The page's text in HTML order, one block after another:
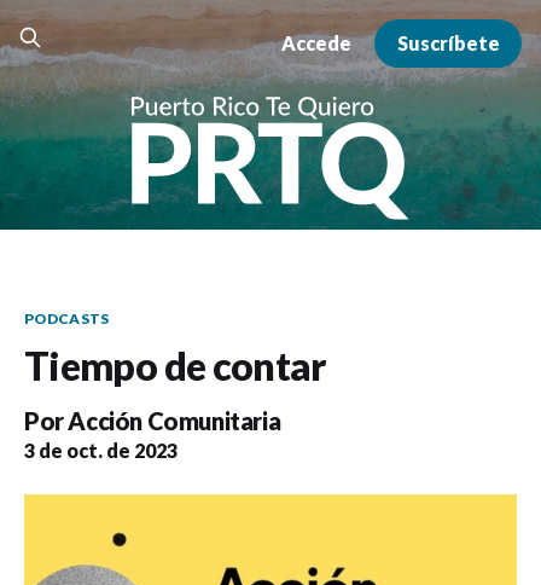
Accede Suscríbete
PODCASTS
Tiempo de contar
PorAcción Comunitaria
3 de oct. de 2023